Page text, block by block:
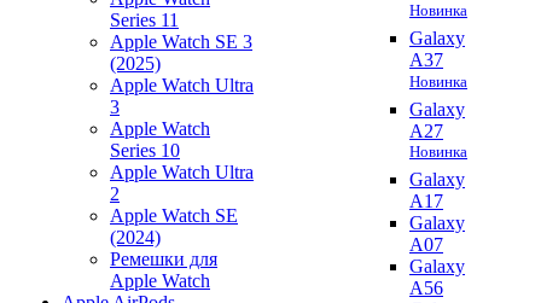
Series 11
Apple Watch SE 3
(2025)
Apple Watch Ultra
3
Apple Watch
Series 10
Apple Watch Ultra
2
Apple Watch SE
(2024)
Ремешки для
Apple Watch
Новинка
Galaxy
A37
Новинка
Galaxy
A27
Новинка
Galaxy
A17
Galaxy
A07
Galaxy
A56